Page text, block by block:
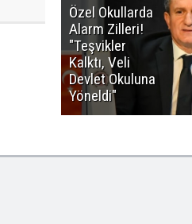
Özel Okullarda
Alarm Zilleri!
"Teşvikler
Kalktı, Veli
Devlet Okuluna
Yöneldi"